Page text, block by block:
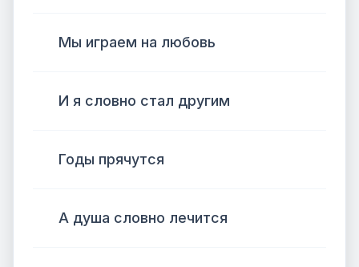
Мы играем на любовь
И я словно стал другим
Годы прячутся
А душа словно лечится